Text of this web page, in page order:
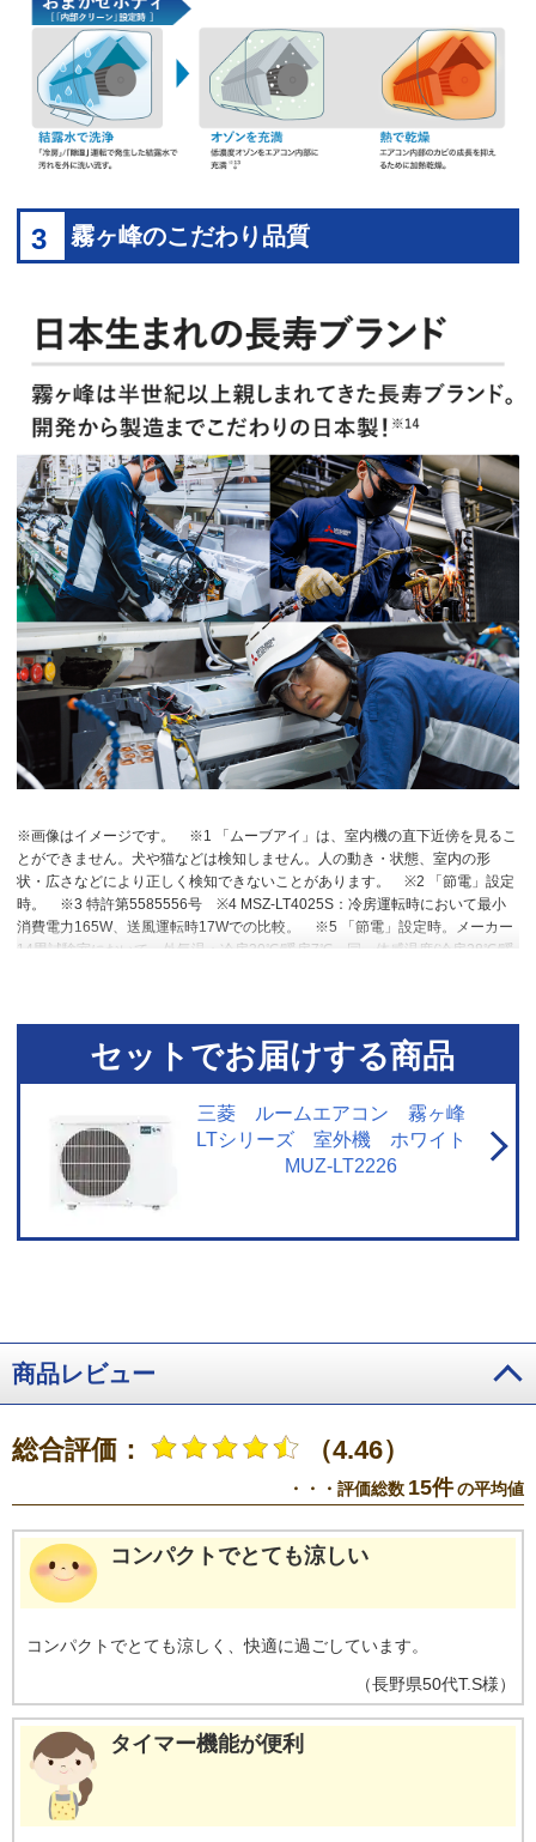
3 霧ヶ峰のこだわり品質
※画像はイメージです。
※1 「ムーブアイ」は、室内機の直下近傍を見るこ
とができません。犬や猫などは検知しません。人の動き・状態、室内の形
状・広さなどにより正しく検知できないことがあります。
※2 「節電」設定
時。
※3 特許第5585556号
※4 MSZ-LT4025S：冷房運転時において最小
消費電力165W、送風運転時17Wでの比較。
※5 「節電」設定時。メーカー
14畳試験室において、外気温：冷房30℃/暖房7℃、同一体感温度(冷房28℃/暖
間での効果を示すものではありません。
※10 換気等による屋外からの新た
な粒子の侵入は想定していない。0.3μｍ未満の微小粒子状物質は除去未確
認。
※11 「ハイブリッドナノコーティング」なしとありのエアコンでそれ
ぞれ10年使用後の汚れを想定 ※12 特許第4698721号 他
※13 エアコン内
部のオゾン濃度0.1ppm未満。
※14 付属品の一部除く
セットでお届けする商品
三菱 ルームエアコン 霧ヶ峰
LTシリーズ 室外機 ホワイト
MUZ-LT2226
商品レビュー
総合評価： （4.46）
・・・評価総数 15件の平均値
コンパクトでとても涼しい
コンパクトでとても涼しく、快適に過ごしています。
（長野県50代T.S様）
タイマー機能が便利